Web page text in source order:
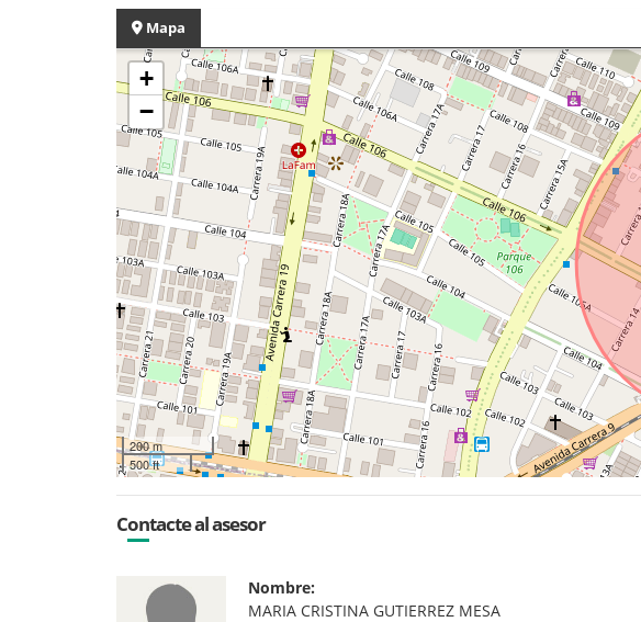
Mapa
+
−
200 m
500 ft
Contacte al asesor
Nombre:
MARIA CRISTINA GUTIERREZ MESA